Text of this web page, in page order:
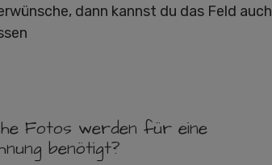
dann kannst du das Feld auch
Fotos werden für eine
benötigt?